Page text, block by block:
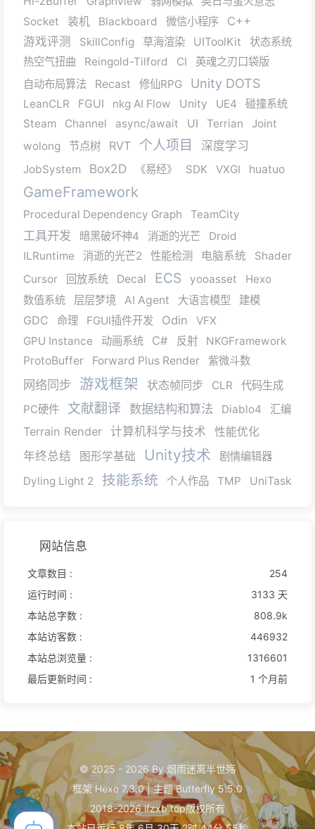
Socket
装机 Blackboard 微信小程序
C++
游戏评测
SkillConfig 草海渲染 UIToolKit
状态系统
热空气扭曲
Reingold-Tilford CI
英魂之刃口袋版
自动布局算法
Recast 修仙RPG Unity DOTS
LeanCLR FGUI nkg AI Flow Unity UE4
碰撞系统
Steam
Channel async/await UI Terrian
Joint
wolong
节点树 RVT 个人项目 深度学习
JobSystem Box2D 《易经》 SDK VXGI huatuo
GameFramework
Procedural Dependency Graph TeamCity
工具开发 暗黑破坏神4 消逝的光芒
Droid
ILRuntime
消逝的光芒2 性能检测 电脑系统
Shader
Cursor
回放系统 Decal ECS yooasset
Hexo
数值系统
层层梦境 AI Agent 大语言模型 建模
GDC 命理 FGUI插件开发 Odin
VFX
GPU Instance
动画系统 C# 反射
NKGFramework
ProtoBuffer
Forward Plus Render 紫微斗数
网络同步 游戏框架 状态帧同步 CLR
代码生成
PC硬件
文献翻译 数据结构和算法 Diablo4 汇编
Terrain Render 计算机科学与技术 性能优化
年终总结 图形学基础 Unity技术
剧情编辑器
Dyling Light 2
技能系统 个人作品 TMP UniTask
网站信息
文章数目 :
254
运行时间 :
3133 天
本站总字数 :
808.9k
本站访客数 :
446932
本站总浏览量 :
1316601
最后更新时间 :
1 个月前
© 2025 - 2026 By 烟雨迷离半世殇
框架 Hexo 7.3.0 | 主题Butterfly 5.5.0
2018-2026 lfzxb.top版权所有